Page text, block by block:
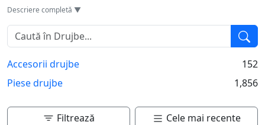
pe benzina, fiecare cu avantaje si dezavantaje proprii.
Drujbele electrice sunt mai usor de manevrat si mai
ecologice, dar au nevoie de o sursa de alimentare. Pe
de alta parte, drujbele pe benzina sunt mai puternice si
pot fi folosite in orice locatie. Cu toate acestea, ele sunt
mai grele si genereaza un nivel ridicat de zgomot si
emisii. Atentie la siguranta: echipamentul de protectie
este esential in timpul utilizarii.
Descriere completă ▼
Accesorii drujbe
152
Piese drujbe
1,856
Filtrează Cele mai recente